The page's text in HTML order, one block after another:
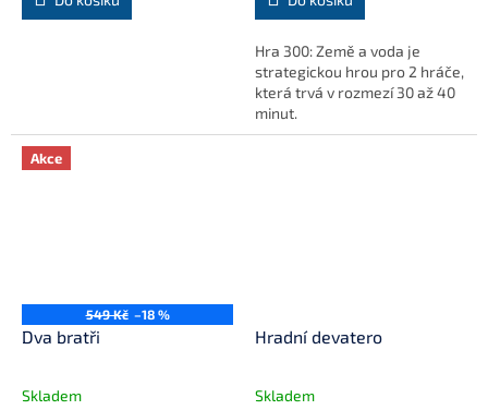
Hra 300: Země a voda je
strategickou hrou pro 2 hráče,
která trvá v rozmezí 30 až 40
minut.
Akce
549 Kč –18 %
Dva bratři
Skladem
Hradní devatero
Skladem